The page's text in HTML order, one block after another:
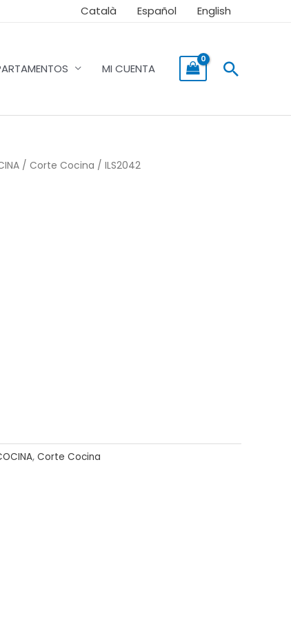
Català Español English
MI CUENTA Buscar
/ Corte Cocina / ILS2042
, Corte Cocina